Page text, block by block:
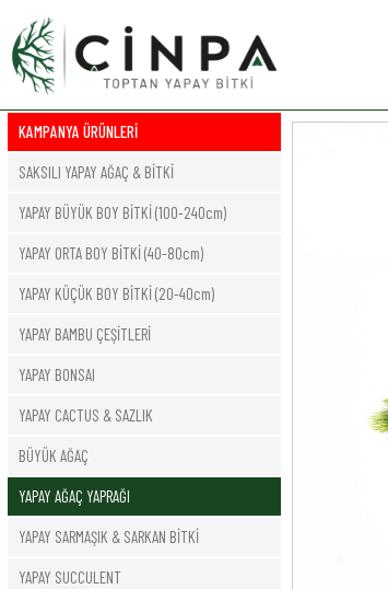
KAMPANYA ÜRÜNLERİ
SAKSILI YAPAY AĞAÇ & BİTKİ
YAPAY BÜYÜK BOY BİTKİ (100-240cm)
YAPAY ORTA BOY BİTKİ (40-80cm)
YAPAY KÜÇÜK BOY BİTKİ (20-40cm)
YAPAY BAMBU ÇEŞİTLERİ
YAPAY BONSAI
YAPAY CACTUS & SAZLIK
BÜYÜK AĞAÇ
YAPAY AĞAÇ YAPRAĞI
YAPAY SARMAŞIK & SARKAN BİTKİ
YAPAY SUCCULENT